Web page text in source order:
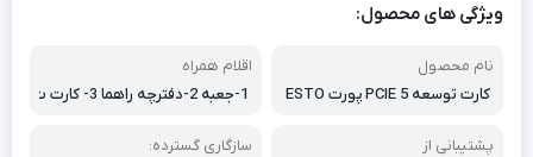
ویژگی های محصول:
نام محصول
کارت توسعه PCIE 5 پورت ESTO
اقلام همراه
1-جعبه 2-دفترچه راهما 3- کارت ت
پشتیبانی از
سازگاری گسترده: